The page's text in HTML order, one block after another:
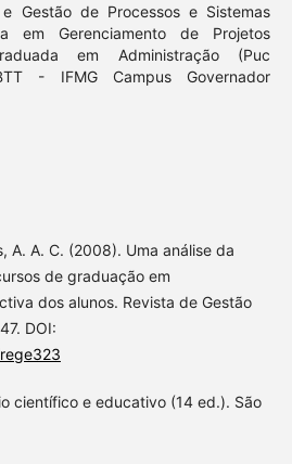
Gestão de Processos e Sistemas
em Gerenciamento de Projetos
em Administração (Puc
- IFMG Campus Governador
A. A. C. (2008). Uma análise da
de graduação em
dos alunos. Revista de Gestão
DOI:
científico e educativo (14 ed.). São